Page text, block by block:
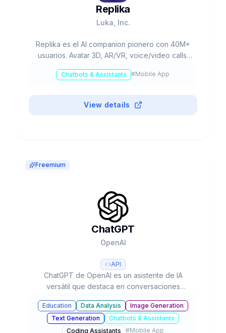
Replika
Luka, Inc.
Replika es el AI companion pionero con 40M+
usuarios. Avatar 3D, AR/VR, voice/video calls.
bienestar mental. Fundado 2017 por Eugenia
Chatbots & Assistants #Mobile App
View details
Freemium
ChatGPT
OpenAI
API
ChatGPT de OpenAI es un asistente de IA
versátil que destaca en conversaciones
de problemas complejos. Con sus capacidades
multimodales avanzadas, procesa texto, voz e
imágenes para optimizar tu productividad y
Education Data Analysis
Image Generation
Text Generation
Chatbots & Assistants
Coding Assistants
#Mobile App